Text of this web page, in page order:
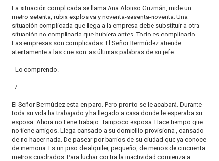
La situación complicada se llama Ana Alonso Guzmán, mide un
metro setenta, rubia explosiva y noventa-sesenta-noventa. Una
situación complicada que llega a la empresa debe substituir a otra
situación no complicada que hubiera antes. Todo es complicado.
Las empresas son complicadas. El Señor Bermúdez atiende
atentamente a las que son las últimas palabras de su jefe.
- Lo comprendo.
../..
El Señor Bermúdez esta en paro. Pero pronto se le acabará. Durante
toda su vida ha trabajado y ha llegado a casa donde le esperaba su
esposa. Ahora no tiene trabajo. Tampoco esposa. Hace tiempo que
no tiene amigos. Llega cansado a su domicilio provisional, cansado
de no hacer nada. De pasear por barrios de su ciudad que ya conoce
de memoria. Es un piso de alquiler, pequeño, de menos de cincuenta
metros cuadrados. Para luchar contra la inactividad comienza a